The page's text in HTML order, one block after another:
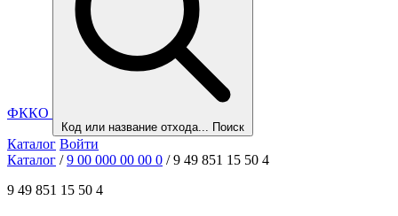
ФККО
Код или название отхода... Поиск
Каталог Войти
Каталог / 9 00 000 00 00 0 / 9 49 851 15 50 4
9 49 851 15 50 4